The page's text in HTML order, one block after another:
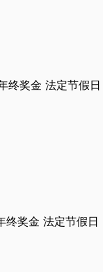
终奖金 法定节假日
终奖金 法定节假日